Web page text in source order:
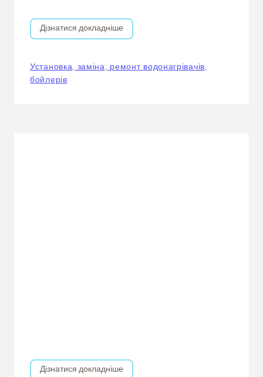
Дізнатися докладніше
Установка, заміна, ремонт водонагрівачів,
бойлерів
Дізнатися докладніше